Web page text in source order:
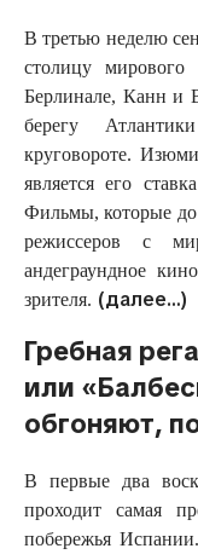
В третью неделю
столицу мирового
Берлинале, Канн и
берегу
круговороте.
является его
Фильмы, которые до
режиссеров с
андеграундное
зрителя. (далее…)
Гребная
или
обгоняют,
В первые два
проходит самая
побережья